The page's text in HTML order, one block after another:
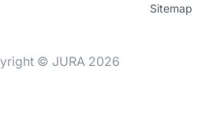
Sitemap
© JURA 2026